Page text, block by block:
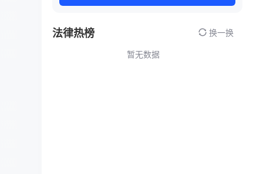
法律热榜 换一换
暂无数据